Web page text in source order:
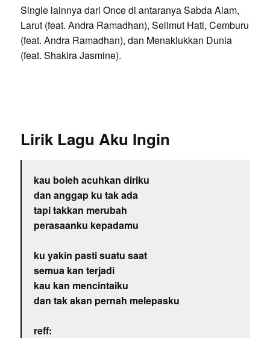
Single lainnya dari Once di antaranya Sabda Alam,
Larut (feat. Andra Ramadhan), Selimut Hati, Cemburu
(feat. Andra Ramadhan), dan Menaklukkan Dunia
(feat. Shakira Jasmine).
Lirik Lagu Aku Ingin
kau boleh acuhkan diriku
dan anggap ku tak ada
tapi takkan merubah
perasaanku kepadamu
ku yakin pasti suatu saat
semua kan terjadi
kau kan mencintaiku
dan tak akan pernah melepasku
reff: